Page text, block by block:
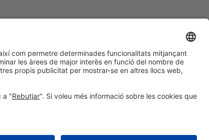
#HOSTELCO2028
a les xarxes socials